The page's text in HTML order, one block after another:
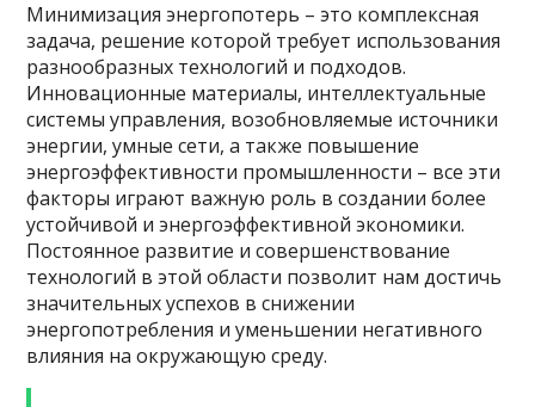
Минимизация энергопотерь – это комплексная
задача, решение которой требует использования
разнообразных технологий и подходов.
Инновационные материалы, интеллектуальные
системы управления, возобновляемые источники
энергии, умные сети, а также повышение
энергоэффективности промышленности – все эти
факторы играют важную роль в создании более
устойчивой и энергоэффективной экономики.
Постоянное развитие и совершенствование
технологий в этой области позволит нам достичь
значительных успехов в снижении
энергопотребления и уменьшении негативного
влияния на окружающую среду.